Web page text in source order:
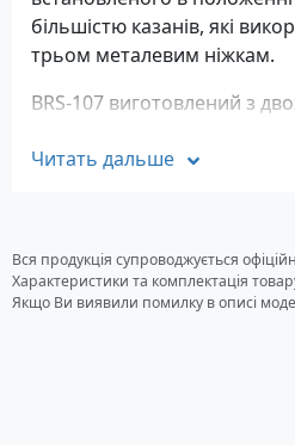
більшістю казанів, які
трьом металевим ніжкам.
BRS-107 виготовлений з
транспортування або
Характеристики
Паливо: газ
Читать дальше
Вся продукція супроводжується
Характеристики та комплектація
Якщо Ви виявили помилку в описі